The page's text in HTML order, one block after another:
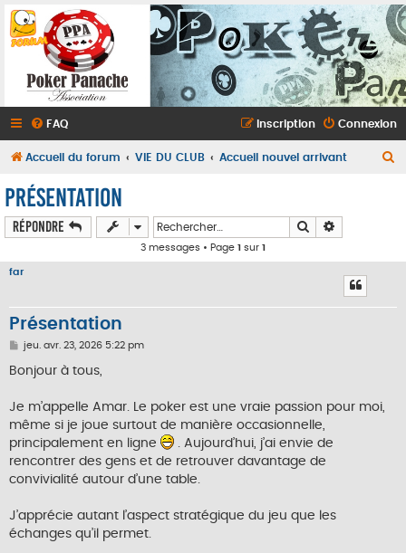
FAQ Connexion
Inscription
Accueil du forum VIE DU CLUB Accueil nouvel arrivant
Présentation
Répondre Rechercher
3 messages • Page 1 sur 1
far
Présentation
M
s
g
jeu. avr. 23, 2026 5:22 pm
Bonjour à tous,
Je m’appelle Amar. Le poker est une vraie passion pour moi,
même si je joue surtout de manière occasionnelle,
principalement en ligne
. Aujourd’hui, j’ai envie de
rencontrer des gens et de retrouver davantage de
convivialité autour d’une table.
J’apprécie autant l’aspect stratégique du jeu que les
échanges qu’il permet.